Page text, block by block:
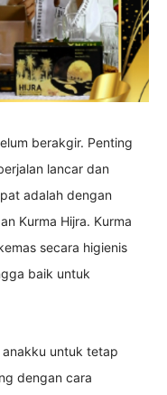
berakgir. Penting
lancar dan
adalah dengan
Kurma Hijra. Kurma
secara higienis
baik untuk
anakku untuk tetap
dengan cara